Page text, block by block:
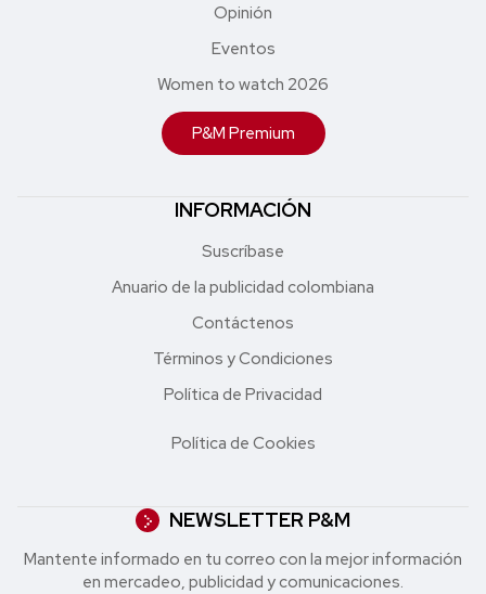
Opinión
Eventos
Women to watch 2026
P&M Premium
INFORMACIÓN
Suscríbase
Anuario de la publicidad colombiana
Contáctenos
Términos y Condiciones
Política de Privacidad
Política de Cookies
NEWSLETTER P&M
Mantente informado en tu correo con la mejor in formación
en mercadeo, publicidad y comunicaciones.